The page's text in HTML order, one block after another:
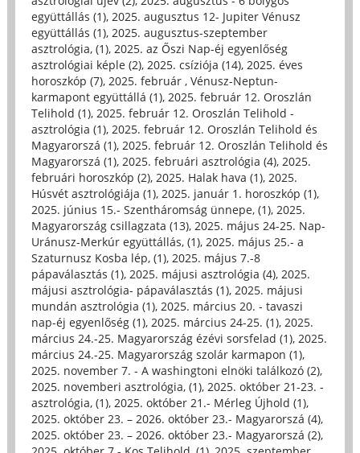
együttállás (1), 2025. augusztus 12- Jupiter Vénusz
együttállás (1), 2025. augusztus-szeptember
asztrológia, (1), 2025. az Őszi Nap-éj egyenlőség
asztrológiai képle (2), 2025. csíziója (14), 2025. éves
horoszkóp (7), 2025. február , Vénusz-Neptun-
karmapont együttállá (1), 2025. február 12. Oroszlán
Telihold (1), 2025. február 12. Oroszlán Telihold -
asztrológia (1), 2025. február 12. Oroszlán Telihold és
Magyarorszá (1), 2025. február 12. Oroszlán Telihold és
Magyarorszá (1), 2025. februári asztrológia (4), 2025.
februári horoszkóp (2), 2025. Halak hava (1), 2025.
Húsvét asztrológiája (1), 2025. január 1. horoszkóp (1),
2025. június 15.- Szentháromság ünnepe, (1), 2025.
Magyarország csillagzata (13), 2025. május 24-25. Nap-
Uránusz-Merkúr együttállás, (1), 2025. május 25.- a
Szaturnusz Kosba lép, (1), 2025. május 7.-8
pápaválasztás (1), 2025. májusi asztrológia (4), 2025.
májusi asztrológia- pápaválasztás (1), 2025. májusi
mundán asztrológia (1), 2025. március 20. - tavaszi
nap-éj egyenlőség (1), 2025. március 24-25. (1), 2025.
március 24.-25. Magyarország ézévi sorsfelad (1), 2025.
március 24.-25. Magyarország szolár karmapon (1),
2025. november 7. - A washingtoni elnöki találkozó (2),
2025. novemberi asztrológia, (1), 2025. október 21-23. -
asztrológia, (1), 2025. október 21.- Mérleg Újhold (1),
2025. október 23. – 2026. október 23.- Magyarorszá (4),
2025. október 23. – 2026. október 23.- Magyarorszá (2),